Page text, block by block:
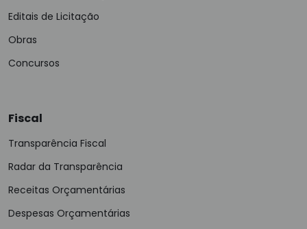
Editais de Licitação
Obras
Concursos
Fiscal
Transparência Fiscal
Radar da Transparência
Receitas Orçamentárias
Despesas Orçamentárias